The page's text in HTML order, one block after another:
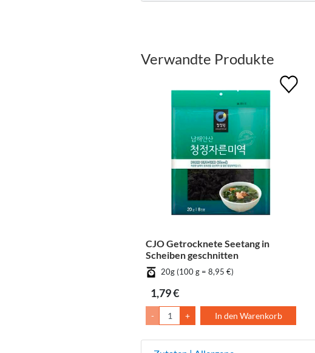
Verwandte Produkte
CJO Getrocknete Seetang in
Scheiben geschnitten
20g (100 g = 8,95 €)
1,79 €
- + In den Warenkorb